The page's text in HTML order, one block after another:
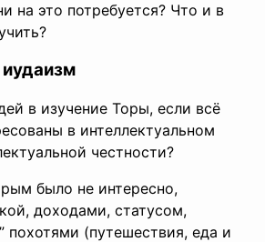
на это потребуется? Что и в
иудаизм
в изучение Торы, если всё
в интеллектуальном
честности?
было не интересно,
доходами, статусом,
похотями (путешествия, еда и